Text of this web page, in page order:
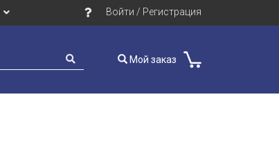
Войти / Регистрация
Мой заказ